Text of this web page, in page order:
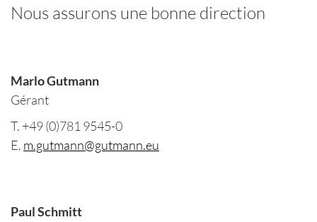
Nous assurons une bonne direction
Marlo Gutmann
Gérant
T. +49 (0)781 9545-0
E. m.gutmann@gutmann.eu
Paul Schmitt